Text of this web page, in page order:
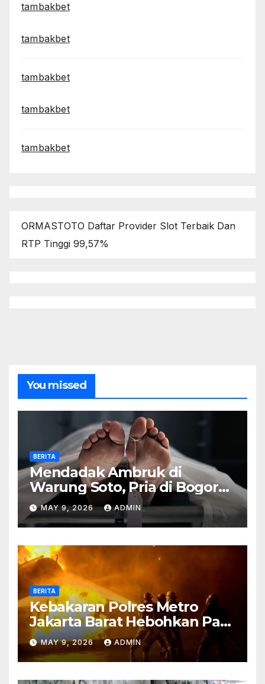
tambakbet
tambakbet
tambakbet
tambakbet
tambakbet
ORMASTOTO Daftar Provider Slot Terbaik Dan
RTP Tinggi 99,57%
You missed
BERITA
Mendadak Ambruk di
Warung Soto, Pria di Bogor
Meninggal Sebelum Makan
MAY 9, 2026 ADMIN
BERITA
Kebakaran Polres Metro
Jakarta Barat Hebohkan Pagi
Hari, Ini Fakta Terbarunya
MAY 9, 2026 ADMIN